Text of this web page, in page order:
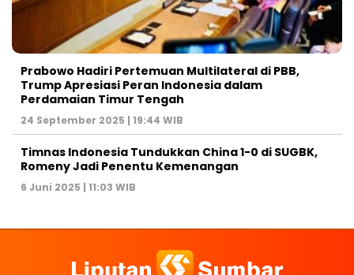
Prabowo Hadiri Pertemuan Multilateral di PBB,
Trump Apresiasi Peran Indonesia dalam
Perdamaian Timur Tengah
24 September 2025 | 19:44 WIB
Timnas Indonesia Tundukkan China 1-0 di SUGBK,
Romeny Jadi Penentu Kemenangan
6 Juni 2025 | 11:03 WIB